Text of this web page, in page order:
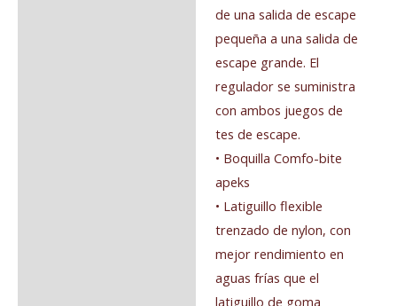
de una salida de escape
pequeña a una salida de
escape grande. El
regulador se suministra
con ambos juegos de
tes de escape.
• Boquilla Comfo-bite
apeks
• Latiguillo flexible
trenzado de nylon, con
mejor rendimiento en
aguas frías que el
latiguillo de goma